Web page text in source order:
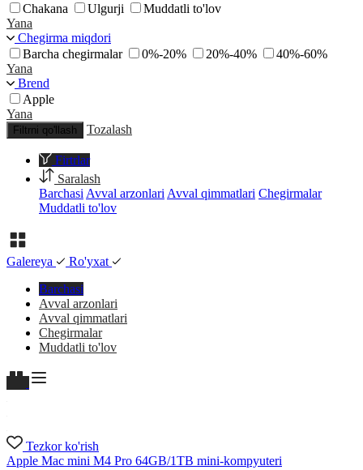
Chakana
Ulgurji
Muddatli to'lov
Yana
Chegirma miqdori
Barcha chegirmalar
0%-20% 20%-40%
40%-60%
Yana
Brend
Apple
Yana
Filtrni qo'llash Tozalash
Firtrlar
Saralash
Barchasi Avval arzonlari Avval qimmatlari Chegirmalar
Muddatli to'lov
Galereya
Ro'yxat
Barchasi
Avval arzonlari
Avval qimmatlari
Chegirmalar
Muddatli to'lov
Tezkor ko'rish
Apple Mac mini M4 Pro 64GB/1TB mini-kompyuteri